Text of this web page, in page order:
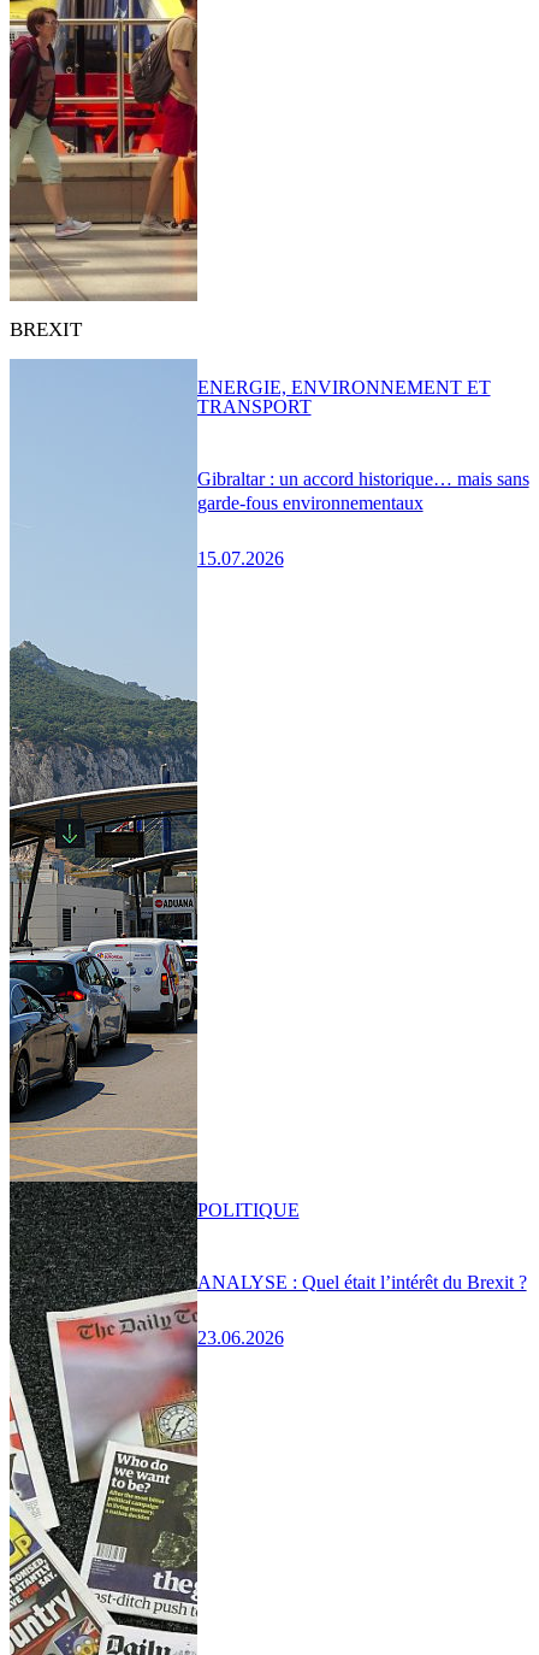
BREXIT
Gibraltar : un accord historique… mais sans
garde-fous environnementaux
15.07.2026
ENERGIE, ENVIRONNEMENT ET
TRANSPORT
ANALYSE : Quel était l’intérêt du Brexit ?
23.06.2026
POLITIQUE